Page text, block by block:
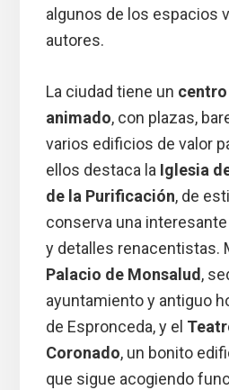
algunos de los espacios
autores.
La ciudad tiene un
animado, con plazas,
varios edificios de valor
ellos destaca la Iglesia
de la Purificación, de
conserva una
y detalles renacentistas.
Palacio de Monsalud ,
ayuntamiento y antiguo
de Espronceda, y el
Coronado, un bonito
que sigue acogiendo